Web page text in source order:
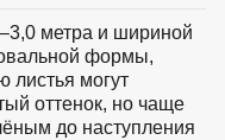
метра и шириной
формы,
листья могут
оттенок, но чаще
до наступления